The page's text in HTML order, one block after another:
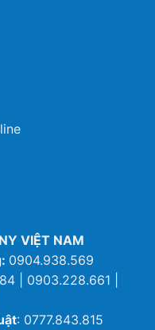
VIỆT NAM
0904.938.569
| 0903.228.661 |
: 0777.843.815